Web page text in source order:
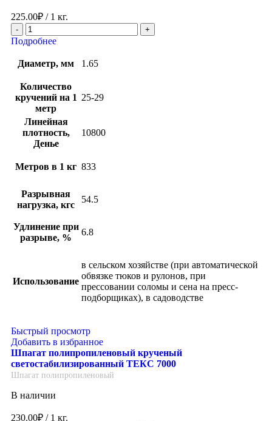
225.00₽ / 1 кг.
Подробнее
Диаметр, мм 1.65
Количество
кручений на 1
метр
25-29
Линейная
плотность,
Денье
10800
Метров в 1 кг 833
Разрывная
нагрузка, кгс
54.5
Удлинение при
разрыве, %
6.8
Использование
в сельском хозяйстве (при автоматической
обвязке тюков и рулонов, при
прессовании соломы и сена на пресс-
подборщиках), в садоводстве
Быстрый просмотр
Добавить в избранное
Шпагат полипропиленовый крученый
светостабилизированный ТЕКС 7000
Шпагат полипропиленовый
В наличии
230.00₽ / 1 кг.